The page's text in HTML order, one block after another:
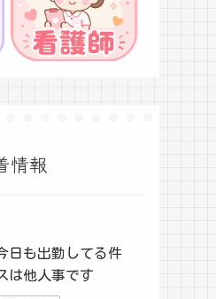
情報
日も出勤してる件
は他人事です